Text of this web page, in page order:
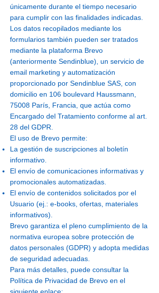
únicamente durante el tiempo necesario
para cumplir con las finalidades indicadas.
Los datos recopilados mediante los
formularios también pueden ser tratados
mediante la plataforma Brevo
(anteriormente Sendinblue), un servicio de
email marketing y automatización
proporcionado por Sendinblue SAS, con
domicilio en 106 boulevard Haussmann,
75008 París, Francia, que actúa como
Encargado del Tratamiento conforme al art.
28 del GDPR.
El uso de Brevo permite:
La gestión de suscripciones al boletín
informativo.
El envío de comunicaciones informativas y
promocionales automatizadas.
El envío de contenidos solicitados por el
Usuario (ej.: e-books, ofertas, materiales
informativos).
Brevo garantiza el pleno cumplimiento de la
normativa europea sobre protección de
datos personales (GDPR) y adopta medidas
de seguridad adecuadas.
Para más detalles, puede consultar la
Política de Privacidad de Brevo en el